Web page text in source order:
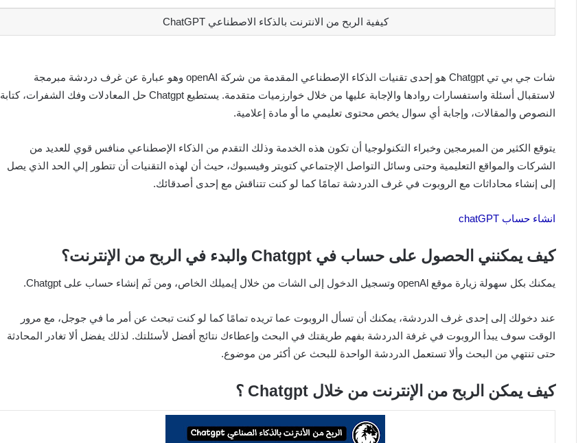
كيفية الربح من الانترنت بالذكاء الاصطناعي ChatGPT
شات جي بي تي Chatgpt هو إحدى تقنيات الذكاء الإصطناعي المقدمة من شركة openAI وهو عبارة عن غرف دردشة مبرمجة
لاستقبال أسئلة واستفسارات روادها والإجابة عليها من خلال خوارزميات متقدمة. يستطيع Chatgpt حل المعادلات وفك الشفرات، كتابة
النصوص والمقالات، وإجابة أي سوال يخص محتوى تعليمي ما أو مادة إعلامية.
يتوقع الكثير من المبرمجين وخبراء التكنولوجيا أن تكون هذه الخدمة وذلك التقدم من الذكاء الإصطناعي منافس قوي للعديد من
الشركات والمواقع التعليمية وحتى وسائل التواصل الإجتماعي كتويتر وفيسبوك، حيث أن لهذه التقنيات أن تتطور إلي الحد الذي يصل
إلى إنشاء محاداثات مع الروبوت في غرف الدردشة تمامًا كما لو كنت تتناقش مع إحدى أصدقائك.
انشاء حساب chatGPT
كيف يمكنني الحصول على حساب في Chatgpt والبدء في الربح من الإنترنت؟
يمكنك بكل سهولة زيارة موقع openAl وتسجيل الدخول إلى الشات من خلال إيميلك الخاص، ومن ثَم إنشاء حساب على Chatgpt.
عند دخولك إلى إحدى غرف الدردشة، يمكنك أن تسأل الروبوت عما تريده تمامًا كما لو كنت تبحث عن أمر ما في جوجل، مع مرور
الوقت سوف يبدأ الروبوت في غرفة الدردشة بفهم طريقتك في البحث وإعطاءك نتائج أفضل لأسئلتك. لذلك يفضل ألا تغادر المحادثة
حتى تنتهي من البحث وألا تستعمل الدردشة الواحدة للبحث عن أكثر من موضوع.
كيف يمكن الربح من الإنترنت من خلال Chatgpt ؟